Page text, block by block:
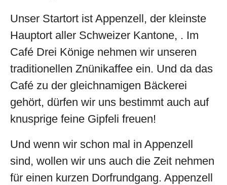
Unser Startort ist Appenzell, der kleinste
Hauptort aller Schweizer Kantone, . Im
Café Drei Könige nehmen wir unseren
traditionellen Znünikaffee ein. Und da das
Café zu der gleichnamigen Bäckerei
gehört, dürfen wir uns bestimmt auch auf
knusprige feine Gipfeli freuen!
Und wenn wir schon mal in Appenzell
sind, wollen wir uns auch die Zeit nehmen
für einen kurzen Dorfrundgang. Appenzell